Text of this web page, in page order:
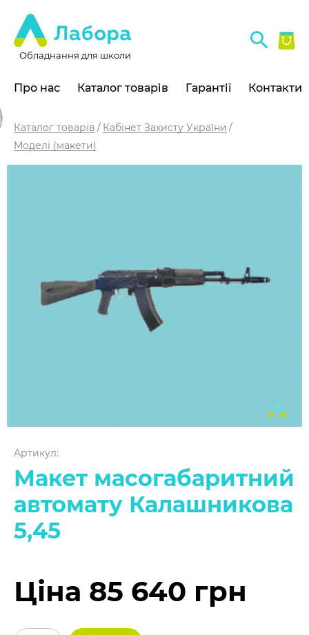
Обладнання для школи
Про нас Каталог товарів Гарантії Контакти
Каталог товарів
Кабінет Захисту України
Моделі (макети)
Артикул:
Макет масогабаритний
автомату Калашникова
5,45
Ціна 85 640 грн